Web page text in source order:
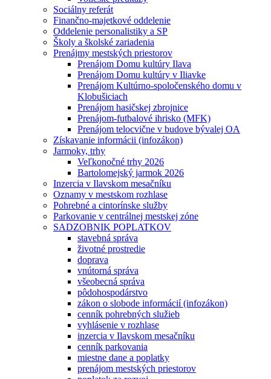
Sociálny referát
Finančno-majetkové oddelenie
Oddelenie personalistiky a SP
Školy a školské zariadenia
Prenájmy mestských priestorov
Prenájom Domu kultúry Ilava
Prenájom Domu kultúry v Iliavke
Prenájom Kultúrno-spoločenského domu v
Klobušiciach
Prenájom hasičskej zbrojnice
Prenájom-futbalové ihrisko (MFK)
Prenájom telocvične v budove bývalej OA
Získavanie informácii (infozákon)
Jarmoky, trhy
Veľkonočné trhy 2026
Bartolomejský jarmok 2026
Inzercia v Ilavskom mesačníku
Oznamy v mestskom rozhlase
Pohrebné a cintorínske služby
Parkovanie v centrálnej mestskej zóne
SADZOBNIK POPLATKOV
stavebná správa
životné prostredie
doprava
vnútorná správa
všeobecná správa
pôdohospodárstvo
zákon o slobode informácií (infozákon)
cenník pohrebných služieb
vyhlásenie v rozhlase
inzercia v Ilavskom mesačníku
cenník parkovania
miestne dane a poplatky
prenájom mestských priestorov